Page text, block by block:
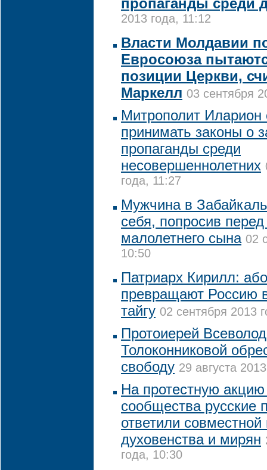
пропаганды среди
2013 года, 11:12
Власти Молдавии
Евросоюза
позиции Церкви,
Маркелл 03 сентября
Митрополит Иларион
принимать законы о
пропаганды среди
несовершеннолетних
года, 11:27
Мужчина в
себя, попросив
малолетнего сына 02
10:50
Патриарх Кирилл:
превращают Россию
тайгу 02 сентября 2013
Протоиерей
Толоконниковой
свободу 29 августа
На протестную
сообщества
ответили
духовенства и мирян
года, 10:30